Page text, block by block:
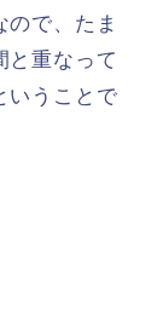
ので、たま
と重なって
いうことで